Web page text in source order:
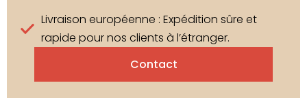
Livraison européenne : Expédition sûre et
rapide pour nos clients à l’étranger.
Contact